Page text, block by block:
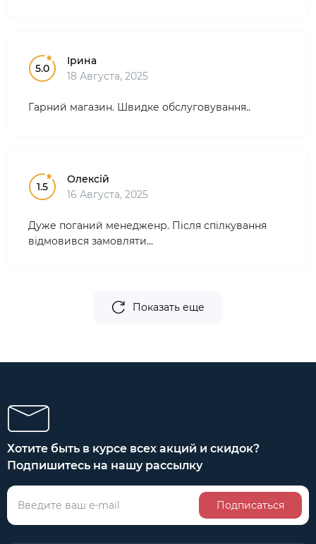
5.0
Ірина
18 Августа, 2025
Гарний магазин. Швидке обслуговування..
1.5
Олексій
16 Августа, 2025
Дуже поганий менедженр. Після спілкування
відмовився замовляти...
Показать еще
Хотите быть в курсе всех акций и скидок?
Подпишитесь на нашу рассылку
Подписаться